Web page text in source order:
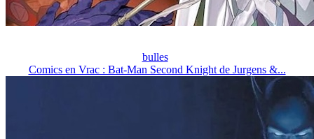
bulles
Comics en Vrac : Bat-Man Second Knight de Jurgens &...